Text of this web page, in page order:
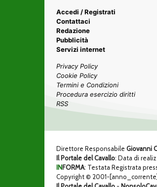
Accedi / Registrati
Contattaci
Redazione
Pubblicità
Servizi internet
Privacy Policy
Cookie Policy
Termini e Condizioni
Procedura esercizio diritti
RSS
Direttore Responsabile Giovanni
Il Portale del Cavallo: Data di
INFORMA: Testata Registrata
Copyright © 2001-